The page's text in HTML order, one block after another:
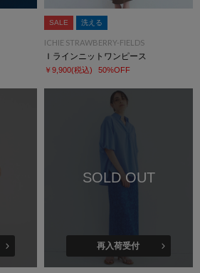
SALE 洗える
ICHIE STRAWBERRY-FIELDS
Ｉラインニットワンピース
￥9,900(税込) 50%OFF
SOLD OUT
再入荷受付